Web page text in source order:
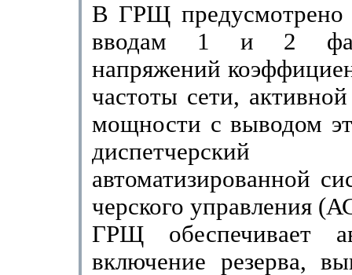
В ГРЩ предусмотрено
вводам 1 и 2
напряжений
частоты сети,
мощности с выво­дом
автоматизированной
черского управления
ГРЩ обеспечивает
включение резерва,